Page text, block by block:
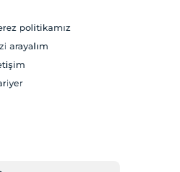
politikamız
arayalım